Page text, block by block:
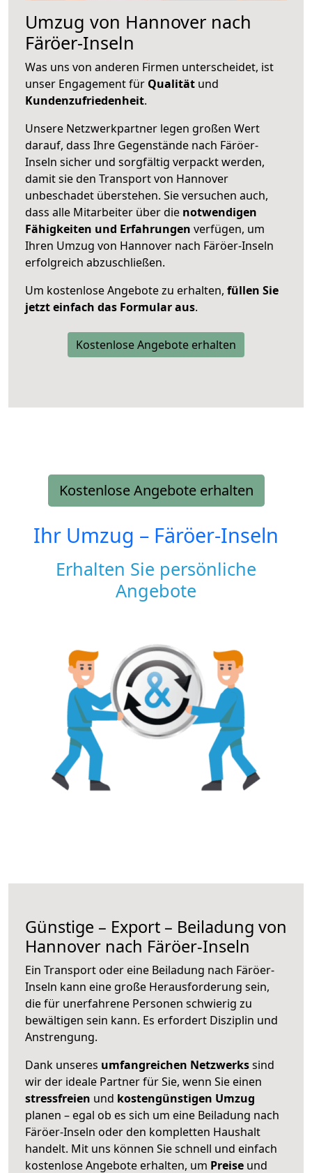
Umzug von Hannover nach
Färöer-Inseln
Was uns von anderen Firmen unterscheidet, ist
unser Engagement für Qualität und
Kundenzufriedenheit.
Unsere Netzwerkpartner legen großen Wert
darauf, dass Ihre Gegenstände nach Färöer-
Inseln sicher und sorgfältig verpackt werden,
damit sie den Transport von Hannover
unbeschadet überstehen. Sie versuchen auch,
dass alle Mitarbeiter über die notwendigen
Fähigkeiten und Erfahrungen verfügen, um
Ihren Umzug von Hannover nach Färöer-Inseln
erfolgreich abzuschließen.
Um kostenlose Angebote zu erhalten, füllen Sie
jetzt einfach das Formular aus.
Kostenlose Angebote erhalten
Kostenlose Angebote erhalten
Ihr Umzug – Färöer-Inseln
Erhalten Sie persönliche
Angebote
Günstige – Export – Beiladung von
Hannover nach Färöer-Inseln
Ein Transport oder eine Beiladung nach Färöer-
Inseln kann eine große Herausforderung sein,
die für unerfahrene Personen schwierig zu
bewältigen sein kann. Es erfordert Disziplin und
Anstrengung.
Dank unseres umfangreichen Netzwerkssind
wir der ideale Partner für Sie, wenn Sie einen
stressfreien und kostengünstigen Umzug
planen – egal ob es sich um eine Beiladung nach
Färöer-Inseln oder den kompletten Haushalt
handelt. Mit uns können Sie schnell und einfach
kostenlose Angebote erhalten, um Preise und